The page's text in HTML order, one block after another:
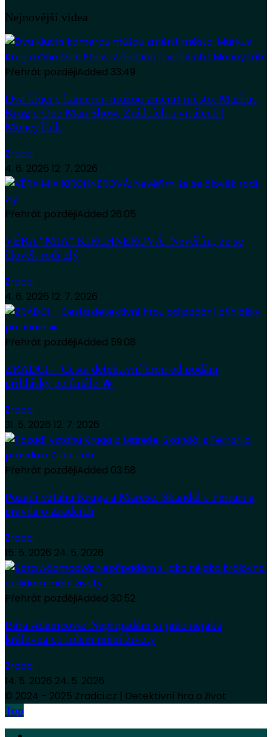
Nejnovější videa
Přehrát pozdějiAdded 33:49
Dva kluci s kamerou můžou změnit město. Markus
Krug o One Man Show, Zrádcích a virálech |
MoneyTalk
Zradci
4. 6. 2026 12. 7. 2026
Přehrát pozdějiAdded 26:05
VĚRA “MIA” KIRCHNEROVÁ: Nevěřím, že se
člověk rodí zlý
Zradci
4. 6. 2026 12. 7. 2026
Přehrát pozdějiAdded 59:08
ZRÁDCI – Cesta detektivní hrou od podání
přihlášky po finále 🔥
Zradci
31. 5. 2026 12. 7. 2026
Přehrát pozdějiAdded 03:58
Pozadí vztahu Kruga a Mareše. Skandál s Ferrari a
pravda o Zrádcích
Zradci
15. 5. 2026 24. 5. 2026
Přehrát pozdějiAdded 30:52
Bára Adamcová: Nepřipadám si jako nějaká
královna co lidem mění životy
Zradci
14. 5. 2026 24. 5. 2026
© 2024 - 2025 Zradci.cz | Detektivní hra o život
Top